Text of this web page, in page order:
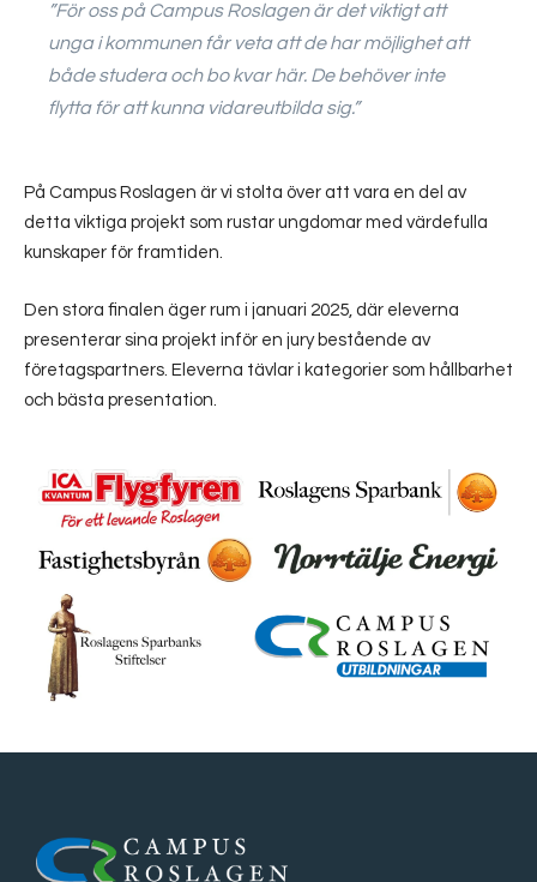
”För oss på Campus Roslagen är det viktigt att
unga i kommunen får veta att de har möjlighet att
både studera och bo kvar här. De behöver inte
flytta för att kunna vidareutbilda sig.”
På Campus Roslagen är vi stolta över att vara en del av
detta viktiga projekt som rustar ungdomar med värdefulla
kunskaper för framtiden.
Den stora finalen äger rum i januari 2025, där eleverna
presenterar sina projekt inför en jury bestående av
företagspartners. Eleverna tävlar i kategorier som hållbarhet
och bästa presentation.